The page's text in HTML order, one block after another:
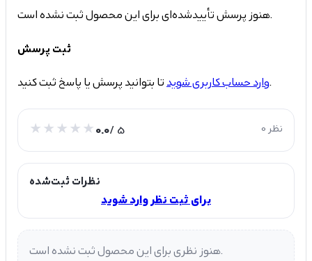
هنوز پرسش تأییدشده‌ای برای این محصول ثبت نشده است.
ثبت پرسش
وارد حساب کاربری شویدتا بتوانید پرسش یا پاسخ ثبت کنید.
0.0/ 5 0 نظر
نظرات ثبت‌شده
برای ثبت نظر وارد شوید
هنوز نظری برای این محصول ثبت نشده است.